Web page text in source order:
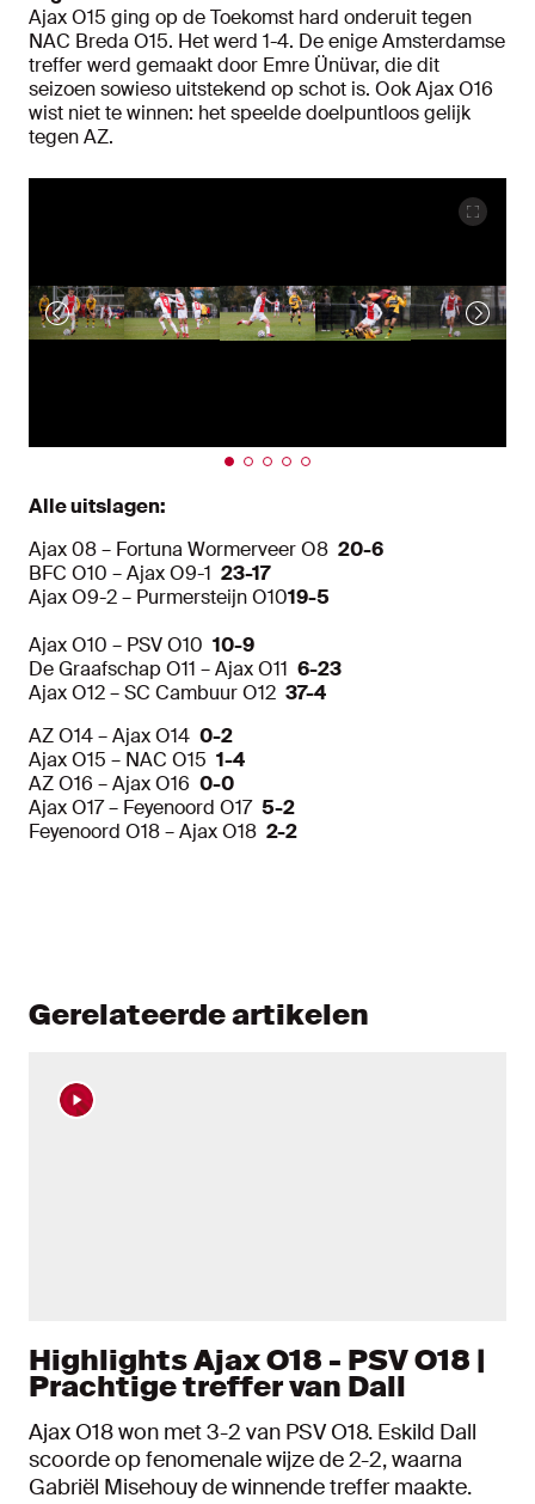
Ajax O15 ging op de Toekomst hard onderuit tegen
NAC Breda O15. Het werd 1-4. De enige Amsterdamse
treffer werd gemaakt door Emre Ünüvar, die dit
seizoen sowieso uitstekend op schot is. Ook Ajax O16
wist niet te winnen: het speelde doelpuntloos gelijk
tegen AZ.
Alle uitslagen:
Ajax 08 – Fortuna Wormerveer O8 20-6
BFC O10 – Ajax O9-1 23-17
Ajax O9-2 – Purmersteijn O1019-5
Ajax O10 – PSV O10 10-9
De Graafschap O11 – Ajax O11 6-23
Ajax O12 – SC Cambuur O12 37-4
AZ O14 – Ajax O14 0-2
Ajax O15 – NAC O15 1-4
AZ O16 – Ajax O16 0-0
Ajax O17 – Feyenoord O17 5-2
Feyenoord O18 – Ajax O18 2-2
Gerelateerde artikelen
Highlights Ajax O18 - PSV O18 |
Prachtige treffer van Dall
Ajax O18 won met 3-2 van PSV O18. Eskild Dall
scoorde op fenomenale wijze de 2-2, waarna
Gabriël Misehouy de winnende treffer maakte.